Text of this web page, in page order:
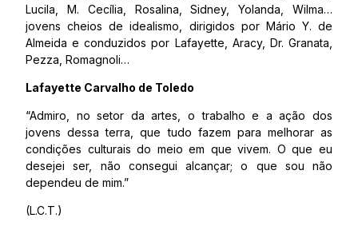
Lucila, M. Cecília, Rosalina, Sidney, Yolanda, Wilma…
jovens cheios de idealismo, dirigidos por Mário Y. de
Almeida e conduzidos por Lafayette, Aracy, Dr. Granata,
Pezza, Romagnoli…
Lafayette Carvalho de Toledo
“Admiro, no setor da artes, o trabalho e a ação dos
jovens dessa terra, que tudo fazem para melhorar as
condições culturais do meio em que vivem. O que eu
desejei ser, não consegui alcançar; o que sou não
dependeu de mim.”
(L.C.T.)